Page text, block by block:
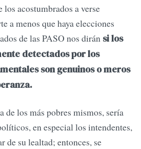
acostumbrados a verse
a menos que haya elecciones
de las PASO nos dirán si los
detectados por los
son genuinos o meros
de los más pobres mismos, sería
en especial los intendentes,
de su lealtad; entonces, se